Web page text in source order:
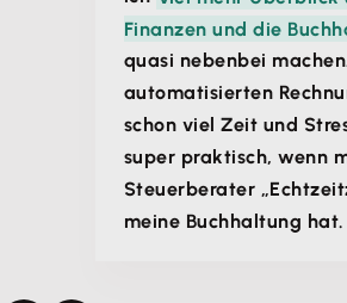
Finanzen und die
quasi nebenbei
automatisierten
schon viel Zeit und
super praktisch, wenn
Steuerberater
meine Buchhaltung hat.